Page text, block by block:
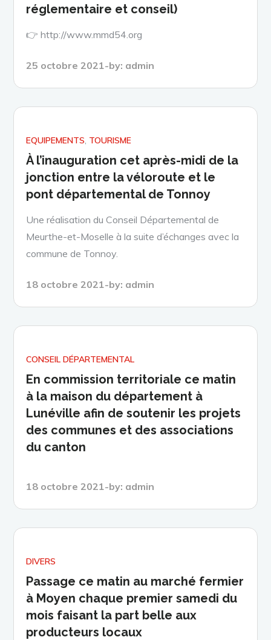
réglementaire et conseil)
👉 http://www.mmd54.org
Posted
25 octobre 2021 by: admin
EQUIPEMENTS TOURISME
À l’inauguration cet après-midi de la
jonction entre la véloroute et le
pont départemental de Tonnoy
Une réalisation du Conseil Départemental de
Meurthe-et-Moselle à la suite d’échanges avec la
commune de Tonnoy.
Posted
18 octobre 2021 by: admin
CONSEIL DÉPARTEMENTAL
En commission territoriale ce matin
à la maison du département à
Lunéville afin de soutenir les projets
des communes et des associations
du canton
Posted
18 octobre 2021 by: admin
DIVERS
Passage ce matin au marché fermier
à Moyen chaque premier samedi du
mois faisant la part belle aux
producteurs locaux